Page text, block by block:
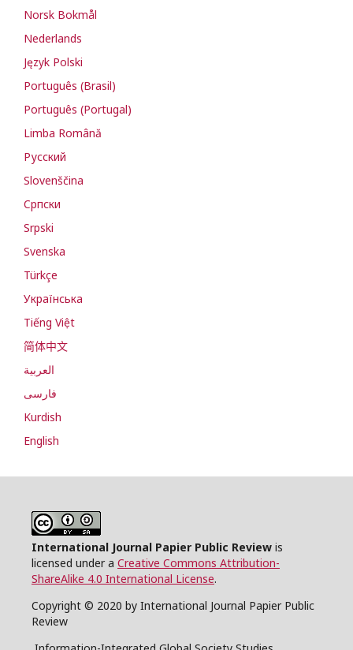
Norsk Bokmål
Nederlands
Język Polski
Português (Brasil)
Português (Portugal)
Limba Română
Русский
Slovenščina
Cрпски
Srpski
Svenska
Türkçe
Українська
Tiếng Việt
简体中文
العربية
فارسی
Kurdish
English
International Journal Papier Public Review is
licensed under a Creative Commons Attribution-
ShareAlike 4.0 International License.
Copyright © 2020 by International Journal Papier Public
Review